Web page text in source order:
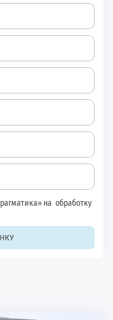
на обработку